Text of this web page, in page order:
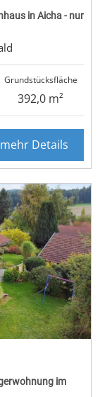
in Aicha - nur
Grundstücksfläche
392,0 m²
mehr Details
im